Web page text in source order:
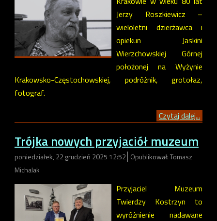
Jerzy Roszkiewicz –
wieloletni dzierżawca i
opiekun Jaskini
Wierzchowskiej Górnej
położonej na Wyżynie
Krakowsko-Częstochowskiej, podróżnik, grotołaz,
fotograf.
Czytaj dalej...
Trójka nowych przyjaciół muzeum
poniedziałek, 22 grudzień 2025 12:52 Opublikował: Tomasz
Michalak
Przyjaciel Muzeum
Twierdzy Kostrzyn to
wyróżnienie nadawane